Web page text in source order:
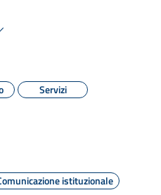
Servizi
istituzionale